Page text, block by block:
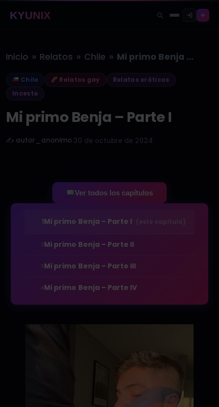
KYUNIX
Inicio » Relatos » Chile » Mi primo Benja – Parte I
Chile Relatos gay
Relatos eróticos
Incesto
Mi primo Benja – Parte I
✍️ autor_anonimo 30 de octubre de 2024
Ver todos los capítulos
1Mi primo Benja – Parte I (este capítulo)
Mi primo Benja – Parte II
Mi primo Benja – Parte III
Mi primo Benja – Parte IV